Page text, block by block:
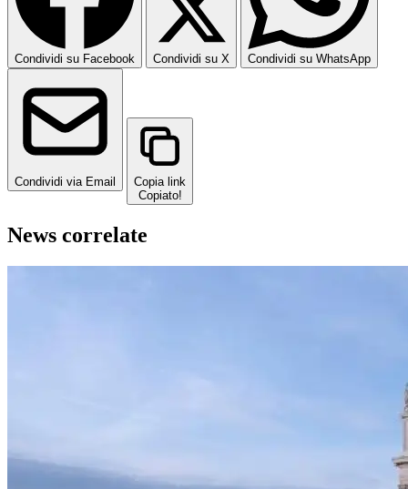
Condividi su Facebook Condividi su X Condividi su WhatsApp
Condividi via Email
Copia link
Copiato!
News correlate